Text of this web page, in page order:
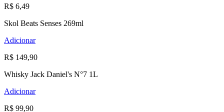
R$ 6,49
Skol Beats Senses 269ml
Adicionar
R$ 149,90
Whisky Jack Daniel's N°7 1L
Adicionar
R$ 99,90